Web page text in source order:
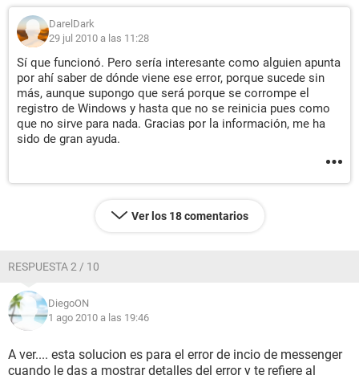
DarelDark
29 jul 2010 a las 11:28
Sí que funcionó. Pero sería interesante como alguien apunta
por ahí saber de dónde viene ese error, porque sucede sin
más, aunque supongo que será porque se corrompe el
registro de Windows y hasta que no se reinicia pues como
que no sirve para nada. Gracias por la información, me ha
sido de gran ayuda.
Ver los 18 comentarios
RESPUESTA 2 / 10
DiegoON
1 ago 2010 a las 19:46
A ver.... esta solucion es para el error de incio de messenger
cuando le das a mostrar detalles del error y te refiere al